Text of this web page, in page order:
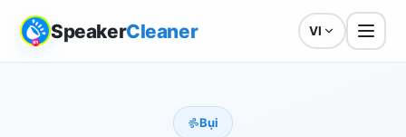
SpeakerCleaner VI
Bụi